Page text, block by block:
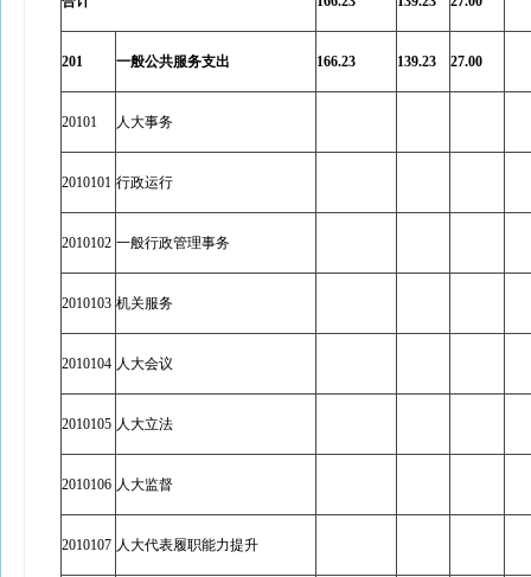
201 一般公共服务支出 166.23 139.23 27.00
20101 人大事务
2010101 行政运行
2010102 一般行政管理事务
2010103 机关服务
2010104 人大会议
2010105 人大立法
2010106 人大监督
2010107 人大代表履职能力提升